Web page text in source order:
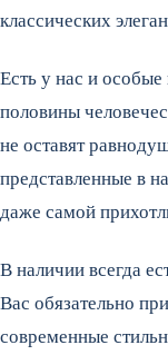
классических
Есть у нас и
половины
не оставят
представленные в
даже самой
В наличии всегда
Вас обязательно
современные